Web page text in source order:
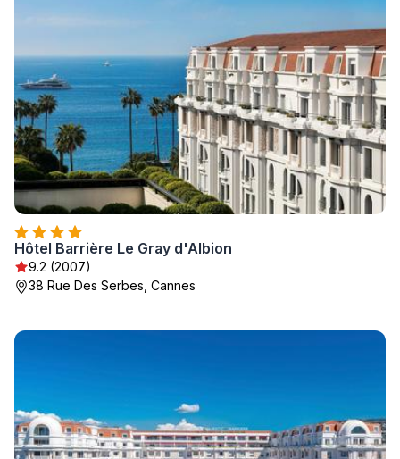
Hôtel Barrière Le Gray d'Albion
9.2 (2007)
38 Rue Des Serbes, Cannes